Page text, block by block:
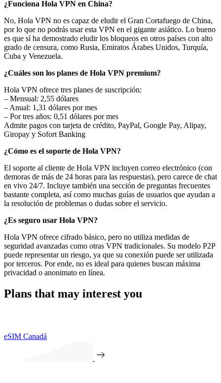
¿Funciona Hola VPN en China?
No, Hola VPN no es capaz de eludir el Gran Cortafuego de China,
por lo que no podrás usar esta VPN en el gigante asiático. Lo bueno
es que sí ha demostrado eludir los bloqueos en otros países con alto
grado de censura, como Rusia, Emiratos Árabes Unidos, Turquía,
Cuba y Venezuela.
¿Cuáles son los planes de Hola VPN premium?
Hola VPN ofrece tres planes de suscripción:
– Mensual: 2,55 dólares
– Anual: 1,31 dólares por mes
– Por tres años: 0,51 dólares por mes
Admite pagos con tarjeta de crédito, PayPal, Google Pay, Alipay,
Giropay y Sofort Banking
¿Cómo es el soporte de Hola VPN?
El soporte al cliente de Hola VPN incluyen correo electrónico (con
demoras de más de 24 horas para las respuestas), pero carece de chat
en vivo 24/7. Incluye también una sección de preguntas frecuentes
bastante completa, así como muchas guías de usuarios que ayudan a
la resolución de problemas o dudas sobre el servicio.
¿Es seguro usar Hola VPN?
Hola VPN ofrece cifrado básico, pero no utiliza medidas de
seguridad avanzadas como otras VPN tradicionales. Su modelo P2P
puede representar un riesgo, ya que su conexión puede ser utilizada
por terceros. Por ende, no es ideal para quienes buscan máxima
privacidad o anonimato en línea.
Plans that may interest you
eSIM Canadá